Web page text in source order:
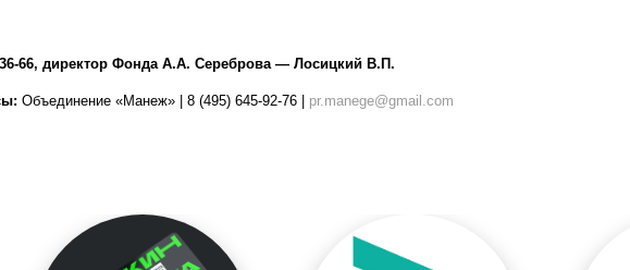
36-66, директор Фонда А.А. Сереброва — Лосицкий В.П.
Объединение «Манеж» | 8 (495) 645-92-76 | pr.manege@gmail.com